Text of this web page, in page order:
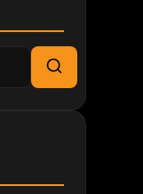
Cerca